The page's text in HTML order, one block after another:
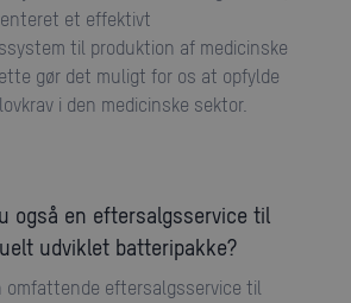
et effektivt
til produktion af medicinske
gør det muligt for os at opfylde
i den medicinske sektor.
også en eftersalgsservice til
udviklet batteripakke?